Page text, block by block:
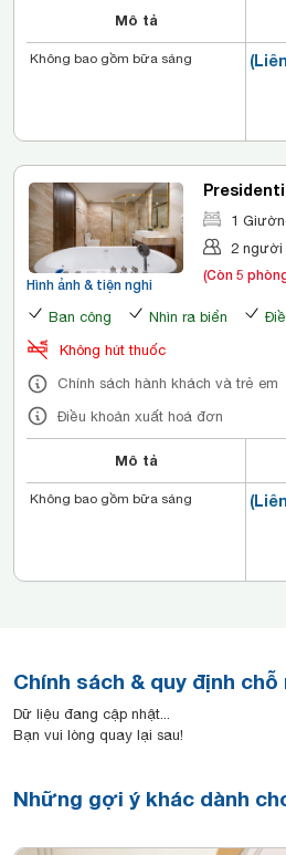
Mô tả
Không bao gồm bữa sáng
Hình ảnh & tiện nghi
1
2 người
(Còn 5
Ban công Nhìn ra biển
Không hút thuốc
Chính sách hành khách và trẻ em
Điều khoản xuất hoá đơn
Mô tả
Không bao gồm bữa sáng
Chính sách & quy định chỗ
Dữ liệu đang cập nhật...
Bạn vui lòng quay lại sau!
Những gợi ý khác dành